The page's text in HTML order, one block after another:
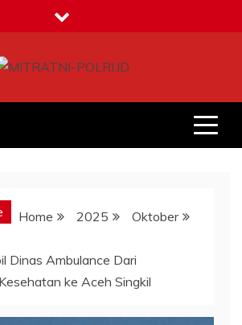
Home 2025
Oktober
Dinas Ambulance Dari
ke Aceh Singkil